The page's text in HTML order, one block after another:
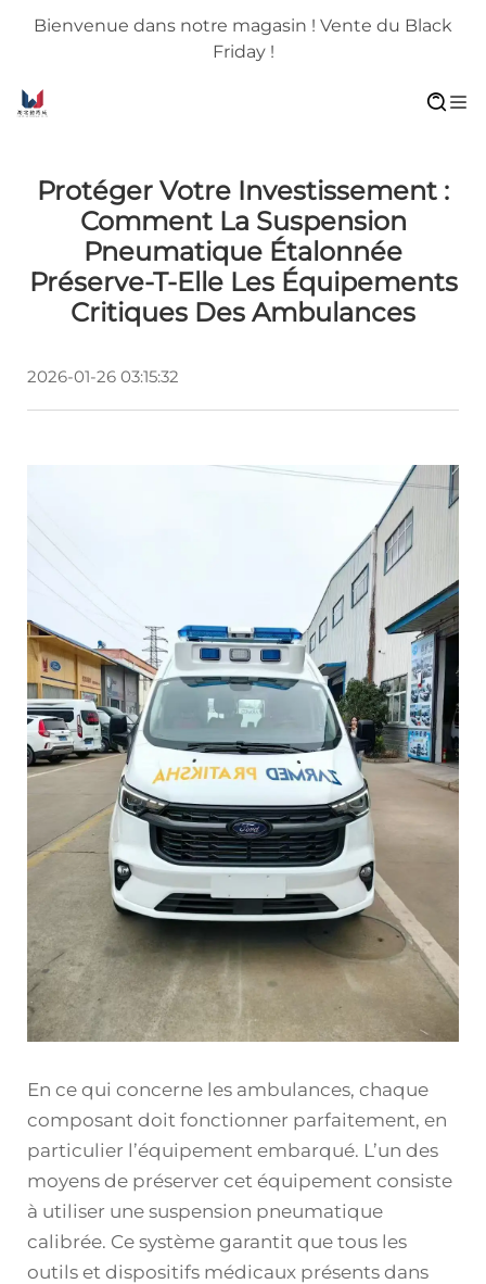
Bienvenue dans notre magasin ! Vente du Black
Friday !
Protéger Votre Investissement :
Comment La Suspension
Pneumatique Étalonnée
Préserve-T-Elle Les Équipements
Critiques Des Ambulances
2026-01-26 03:15:32
En ce qui concerne les ambulances, chaque
composant doit fonctionner parfaitement, en
particulier l’équipement embarqué. L’un des
moyens de préserver cet équipement consiste
à utiliser une suspension pneumatique
calibrée. Ce système garantit que tous les
outils et dispositifs médicaux présents dans